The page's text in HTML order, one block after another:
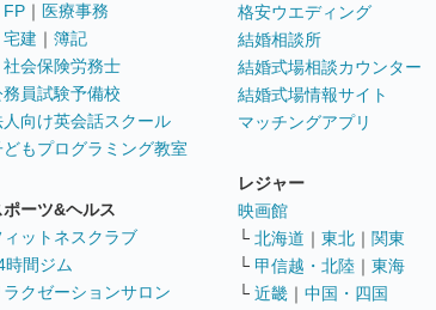
FP ｜ 医療事務
宅建 ｜ 簿記
社会保険労務士
務員試験予備校
人向け英会話スクール
どもプログラミング教室
ポーツ&ヘルス
ィットネスクラブ
時間ジム
ラクゼーションサロン
格安ウエディング
結婚相談所
結婚式場相談カウンター
結婚式場情報サイト
マッチングアプリ
レジャー
映画館
└ 北海道 ｜ 東北 ｜ 関東
└ 甲信越・北陸 ｜ 東海
└ 近畿 ｜ 中国・四国